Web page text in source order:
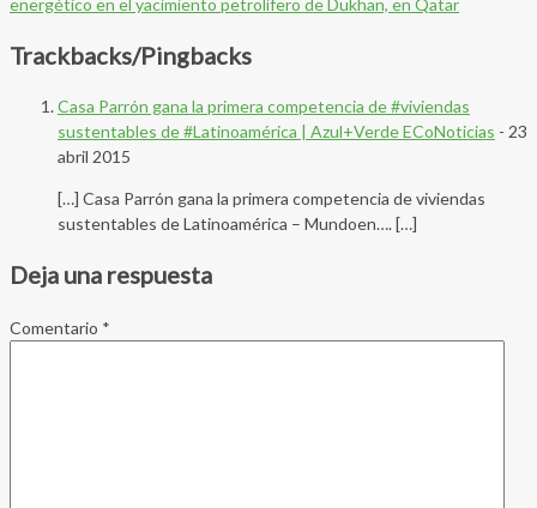
energético en el yacimiento petrolífero de Dukhan, en Qatar
Trackbacks/Pingbacks
Casa Parrón gana la primera competencia de #viviendas
sustentables de #Latinoamérica | Azul+Verde ECoNoticias - 23
abril 2015
[…] Casa Parrón gana la primera competencia de viviendas
sustentables de Latinoamérica – Mundoen…. […]
Deja una respuesta
Comentario *